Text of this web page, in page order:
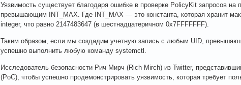
Уязвимость существует благодаря ошибке в проверке PolicyKit запросов на
превышающим INT_MAX. Где INT_MAX — это константа, которая хранит
integer, что равно 2147483647 (в шестнадцатеричном 0x7FFFFFFF).
Таким образом, если мы создадим учетную запись с любым UID,
успешно выполнить любую команду systemctl.
Исследователь безопасности Рич Мирч (Rich Mirch) из Twitter,
(PoC), чтобы успешно продемонстрировать уязвимость, которая требует